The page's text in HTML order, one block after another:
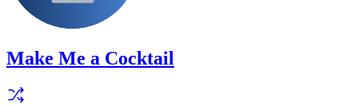
Make Me a Cocktail